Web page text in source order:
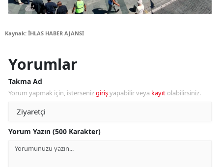
Kaynak: İHLAS HABER AJANSI
Yorumlar
Takma Ad
Yorum yapmak için, istersenizgirişyapabilir veya kayıt olabilirsiniz.
Yorum Yazın (500 Karakter)